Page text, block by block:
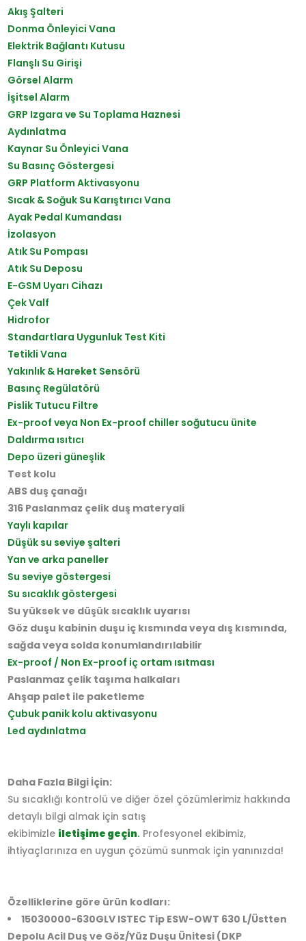
Akış Şalteri
Donma Önleyici Vana
Elektrik Bağlantı Kutusu
Flanşlı Su Girişi
Görsel Alarm
İşitsel Alarm
GRP Izgara ve Su Toplama Haznesi
Aydınlatma
Kaynar Su Önleyici Vana
Su Basınç Göstergesi
GRP Platform Aktivasyonu
Sıcak & Soğuk Su Karıştırıcı Vana
Ayak Pedal Kumandası
İzolasyon
Atık Su Pompası
Atık Su Deposu
E-GSM Uyarı Cihazı
Çek Valf
Hidrofor
Standartlara Uygunluk Test Kiti
Tetikli Vana
Yakınlık & Hareket Sensörü
Basınç Regülatörü
Pislik Tutucu Filtre
Ex-proof veya Non Ex-proof chiller soğutucu ünite
Daldırma ısıtıcı
Depo üzeri güneşlik
Test kolu
ABS duş çanağı
316 Paslanmaz çelik duş materyali
Yaylı kapılar
Düşük su seviye şalteri
Yan ve arka paneller
Su seviye göstergesi
Su sıcaklık göstergesi
Su yüksek ve düşük sıcaklık uyarısı
Göz duşu kabinin duşu iç kısmında veya dış kısmında,
sağda veya solda konumlandırılabilir
Ex-proof / Non Ex-proof iç ortam ısıtması
Paslanmaz çelik taşıma halkaları
Ahşap palet ile paketleme
Çubuk panik kolu aktivasyonu
Led aydınlatma
Daha Fazla Bilgi İçin:
Su sıcaklığı kontrolü ve diğer özel çözümlerimiz hakkında
detaylı bilgi almak için satış
ekibimizle iletişime geçin. Profesyonel ekibimiz,
ihtiyaçlarınıza en uygun çözümü sunmak için yanınızda!
Özelliklerine göre ürün kodları:
15030000-630GLV ISTEC Tip ESW-OWT 630 L/Üstten
Depolu Acil Duş ve Göz/Yüz Duşu Ünitesi (DKP